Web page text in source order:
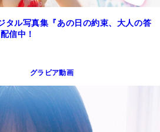
タル写真集『あの日の約束、大人の答
信中！
グラビア動画